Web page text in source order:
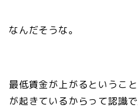
なんだそうな。
最低賃金が上がるというこ
が起きているからって認識